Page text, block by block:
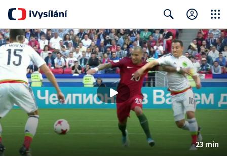
Search Close
23 min